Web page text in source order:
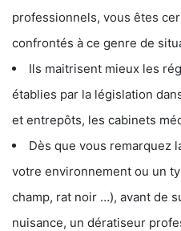
professionnels, vous êtes
confrontés à ce genre de
Ils maitrisent mieux les
établies par la législation
et entrepôts, les cabinets
Dès que vous remarquez
votre environnement ou un
champ, rat noir …), avant de
nuisance, un dératiseur